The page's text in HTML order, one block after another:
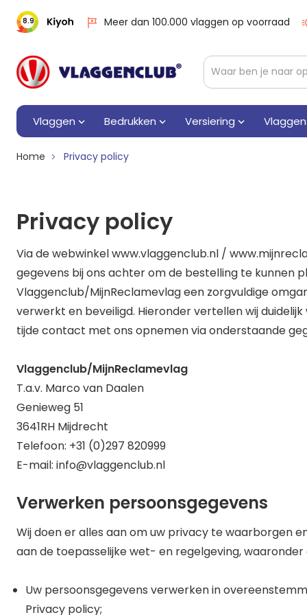
8.9 Meer dan 100.000 vlaggen op voorraad
Vlaggen Bedrukken Versiering
Home Privacy policy
Privacy policy
Via de webwinkel www.vlaggenclub.nl /
gegevens bij ons achter om de bestelling te kunnen
Vlaggenclub/MijnReclamevlag een zorgvuldige
verwerkt en beveiligd. Hieronder vertellen wij
tijde contact met ons opnemen via onderstaande
Vlaggenclub/MijnReclamevlag
T.a.v. Marco van Daalen
Genieweg 51
3641RH Mijdrecht
Telefoon: +31 (0)297 820999
E-mail: info@vlaggenclub.nl
Verwerken persoonsgegevens
Wij doen er alles aan om uw privacy te waarborgen
aan de toepasselijke wet- en regelgeving,
Uw persoonsgegevens verwerken in
Privacy policy;